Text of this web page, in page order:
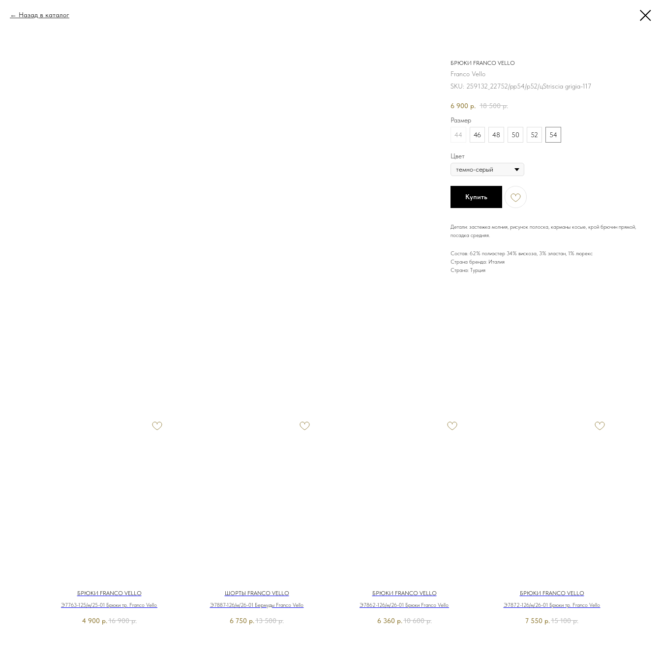
Назад в каталог
БРЮКИ FRANCO VELLO
Franco Vello
SKU: 259132_22752/рр54/р52/цStriscia grigia-117
6 900 р. 18 500 р.
Размер
44
46 48 50 52 54
Цвет
Купить
Детали: застежка молния, рисунок полоска, карманы косые, крой брючин прямой,
посадка средняя.
Состав: 62% полиэстер 34% вискоза, 3% эластан, 1% люрекс
Страна бренда: Италия
Страна: Турция
БРЮКИ FRANCO VELLO
Э7763-125/м/25-01 Брюки тр. Franco Vello
4 900 р.16 900 р.
ШОРТЫ FRANCO VELLO
Э7887-126/м/26-01 Бермуды Franco Vello
6 750 р.13 500 р.
БРЮКИ FRANCO VELLO
Э7862-126/м/26-01 Брюки Franco Vello
6 360 р.10 600 р.
БРЮКИ FRANCO VELLO
Э7872-126/м/26-01 Брюки тр. Franco Vello
7 550 р.15 100 р.